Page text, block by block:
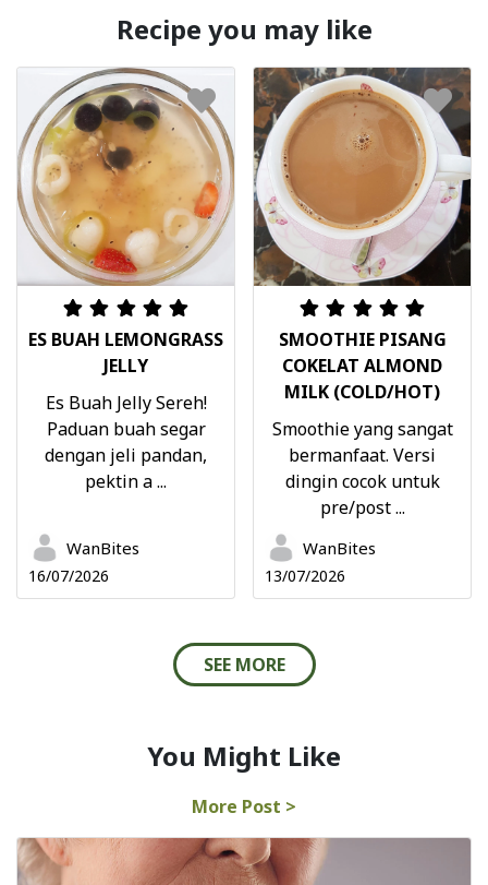
Recipe you may like
ES BUAH LEMONGRASS
JELLY
Es Buah Jelly Sereh!
Paduan buah segar
dengan jeli pandan,
pektin a ...
WanBites
16/07/2026
SMOOTHIE PISANG
COKELAT ALMOND
MILK (COLD/HOT)
Smoothie yang sangat
bermanfaat. Versi
dingin cocok untuk
pre/post ...
WanBites
13/07/2026
SEE MORE
You Might Like
More Post >